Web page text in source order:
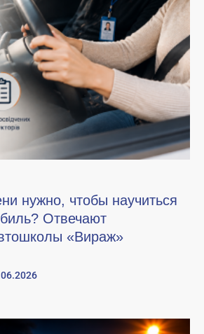
нужно, чтобы научиться
Отвечают
«Вираж»